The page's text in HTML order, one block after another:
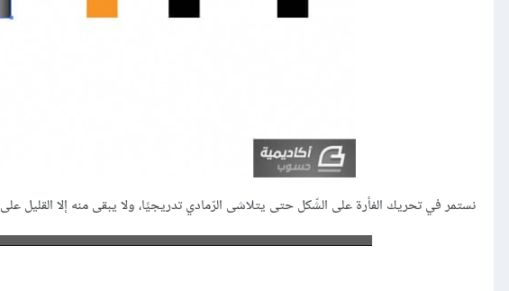
نستمر في تحريك الفأرة على الشّكل حتى يتلاشى الرّمادي تدريجيًا، ولا يبقى منه إلا القليل